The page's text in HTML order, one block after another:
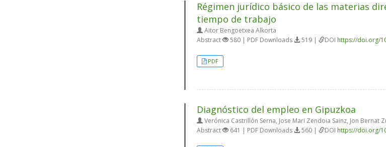
Régimen jurídico básico de las materias
tiempo de trabajo
Aitor Bengoetxea Alkorta
Abstract
580 | PDF Downloads 519 | DOI https://doi.org/
PDF
Diagnóstico del empleo en Gipuzkoa
Verónica Castrillón Serna, Jose Mari Zendoia Sainz, Jon Bernat
Abstract
641 | PDF Downloads 560 | DOI https://doi.org/